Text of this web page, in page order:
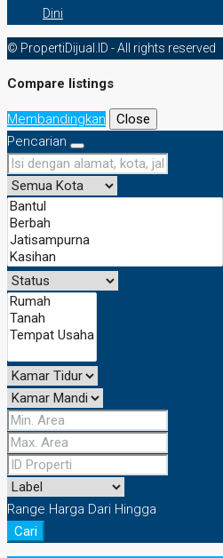
Dini
© PropertiDijual.ID - All rights reserved
Compare listings
Membandingkan
Close
Pencarian
Range Harga Dari Hingga
Cari